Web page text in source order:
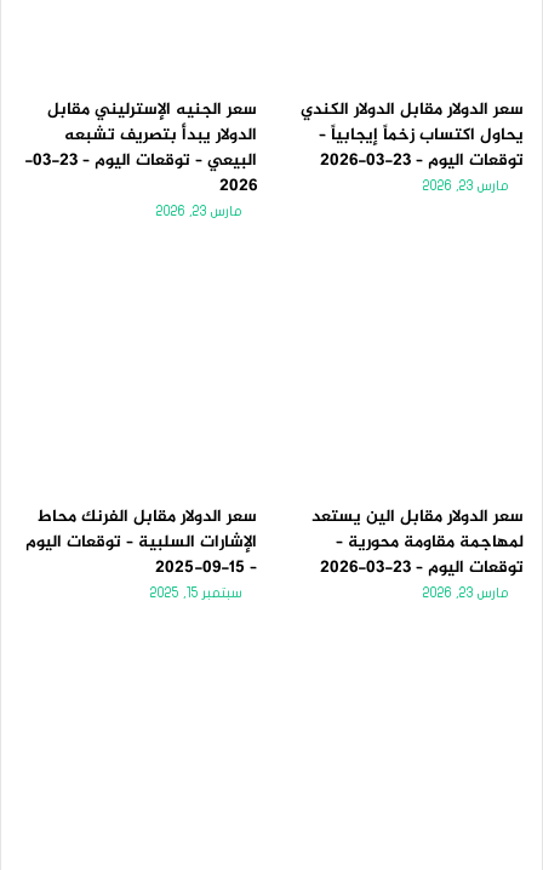
سعر الدولار مقابل الدولار الكندي
يحاول اكتساب زخماً إيجابياً –
توقعات اليوم – 23-03-2026
مارس 23, 2026
سعر الجنيه الإسترليني مقابل
الدولار يبدأ بتصريف تشبعه
البيعي – توقعات اليوم – 23-03-
2026
مارس 23, 2026
سعر الدولار مقابل الين يستعد
لمهاجمة مقاومة محورية –
توقعات اليوم – 23-03-2026
مارس 23, 2026
سعر الدولار مقابل الفرنك محاط
الإشارات السلبية – توقعات اليوم
– 15-09-2025
سبتمبر 15, 2025